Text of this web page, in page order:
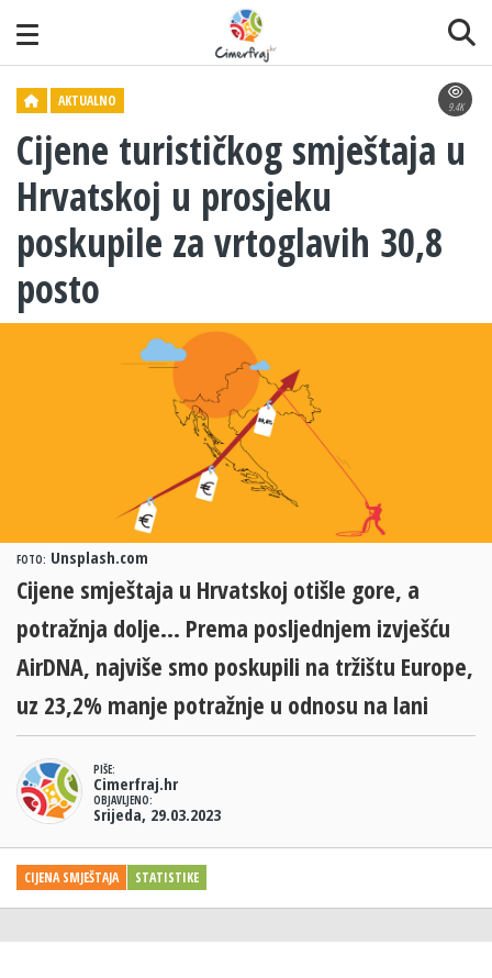
AKTUALNO 9.4K
Cijene turističkog smještaja u
Hrvatskoj u prosjeku
poskupile za vrtoglavih 30,8
posto
Cijene smještaja u Hrvatskoj otišle gore, a
potražnja dolje... Prema posljednjem izvješću
AirDNA, najviše smo poskupili na tržištu Europe,
uz 23,2% manje potražnje u odnosu na lani
PIŠE:
Cimerfraj.hr
OBJAVLJENO:
Srijeda, 29.03.2023
FOTO: Unsplash.com
CIJENA SMJEŠTAJA STATISTIKE